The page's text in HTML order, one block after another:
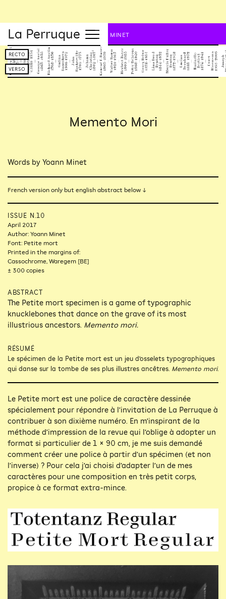
La Perruque
N.10 – Petite mort, YOANN MINET
RECTO
VERSO
Memento Mori
Words by Yoann Minet
French version only but english abstract below ↓
ISSUE N.10
April 2017
Author: Yoann Minet
Font: Petite mort
Printed in the margins of:
Cassochrome, Waregem [BE]
± 300 copies
ABSTRACT
The Petite mort specimen is a game of typographic
knucklebones that dance on the grave of its most
illustrious ancestors. Memento mori.
RÉSUMÉ
Le spécimen de la Petite mort est un jeu d’osselets typographiques
qui danse sur la tombe de ses plus illustres ancêtres. Memento mori.
Le Petite mort est une police de caractère dessinée
spécialement pour répondre à l’invitation de La Perruque à
contribuer à son dixième numéro. En m’inspirant de la
méthode d’impression de la revue qui l’oblige à adopter un
format si particulier de 1 × 90 cm, je me suis demandé
comment créer une police à partir d’un spécimen (et non
l’inverse) ? Pour cela j’ai choisi d’adapter l’un de mes
caractères pour une composition en très petit corps,
propice à ce format extra-mince.